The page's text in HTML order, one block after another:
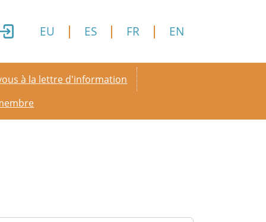
EU ES FR EN
menuà la lettre d'information